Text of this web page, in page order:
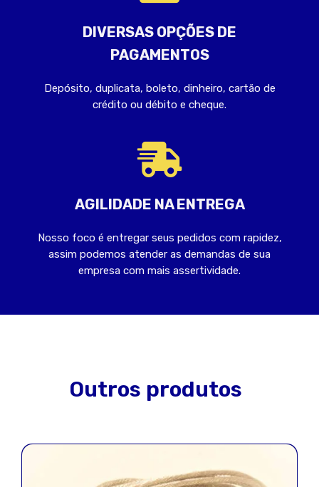
DIVERSAS OPÇÕES DE
PAGAMENTOS
Depósito, duplicata, boleto, dinheiro, cartão de
crédito ou débito e cheque.
AGILIDADE NA ENTREGA
Nosso foco é entregar seus pedidos com rapidez,
assim podemos atender as demandas de sua
empresa com mais assertividade.
Outros produtos